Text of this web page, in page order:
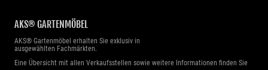
AKS® GARTENMÖBEL
AKS® Gartenmöbel erhalten Sie exklusiv in
ausgewählten Fachmärkten.
Eine Übersicht mit allen Verkaufsstellen sowie weitere Informationen finden Sie